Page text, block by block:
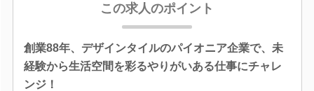
この求人のポイント
創業88年、デザインタイルのパイオニア企業で、未
経験から生活空間を彩るやりがいある仕事にチャレ
ンジ！